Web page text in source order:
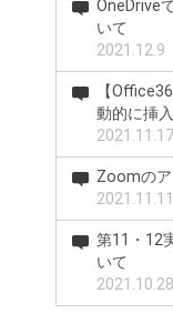
OneDrive
いて
2021.12.9
【
動的に挿
2021.11.17
Zoomの
2021.11.11
第11・12
いて
2021.10.28